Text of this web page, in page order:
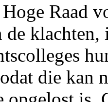
Raad
klachten,
die kan